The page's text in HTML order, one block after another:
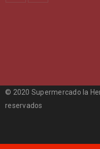
© 2020 Supermercado la
reservados